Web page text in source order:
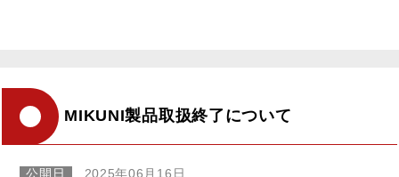
MIKUNI製品取扱終了について
公開日
2025年06月16日